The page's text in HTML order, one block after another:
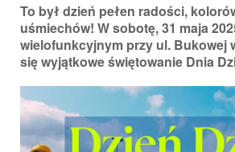
To był dzień pełen radości,
uśmiechów! W sobotę, 31 maja
wielofunkcyjnym przy ul. Bukowej
się wyjątkowe świętowanie Dnia